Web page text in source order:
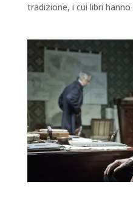
tradizione, i cui libri